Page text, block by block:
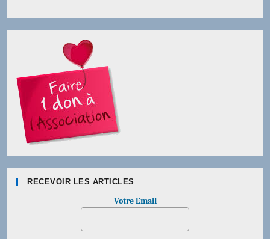
RECEVOIR LES ARTICLES
Votre Email